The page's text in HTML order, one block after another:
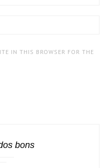
IN THIS BROWSER FOR THE
bons